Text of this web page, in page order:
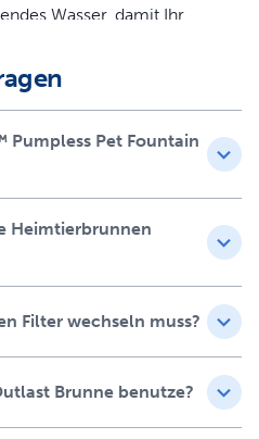
Wasser, damit Ihr
Trinkbrunnen
– entscheiden Sie sich für
der mit Hilfe eines
laufend 1,7 l Wasser
der spülmaschinenfesten
Designs haben Sie mehr
ist dank der
Teile und dem vor Wasser
Pet Fountain
Heimtierbrunnen
Filter wechseln muss?
Brunne benutze?